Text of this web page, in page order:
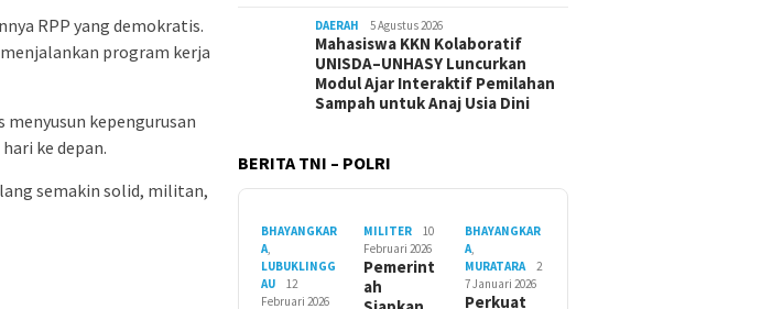
RPP yang demokratis.
program kerja
kepengurusan
ke depan.
semakin solid, militan,
DAERAH 5 Agustus 2026
Mahasiswa KKN Kolaboratif
UNISDA–UNHASY Luncurkan
Modul Ajar Interaktif Pemilahan
Sampah untuk Anaj Usia Dini
BERITA TNI – POLRI
BHAYANGKAR
A,
LUBUKLINGG
AU
12
Februari 2026
MILITER
10
Februari 2026
Pemerint
ah
BHAYANGKAR
A,
MURATARA
2
7 Januari 2026
Perkuat